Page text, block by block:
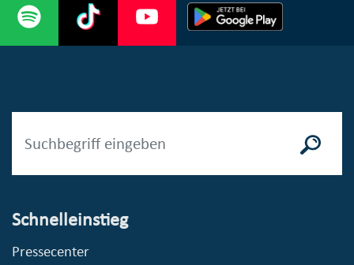
Schnelleinstieg
Pressecenter